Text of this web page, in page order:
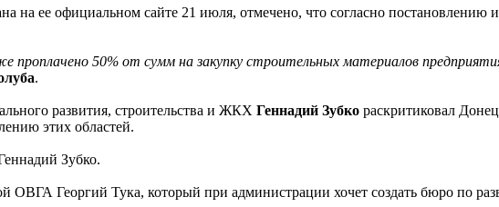
ее официальном сайте 21 июля, отмечено, что согласно постановлению
50% от сумм на закупку строительных материалов
.
развития, строительства и ЖКХ Геннадий Зубко раскритиковал
этих областей.
Зубко.
ОВГА Георгий Тука, который при администрации хочет создать бюро по